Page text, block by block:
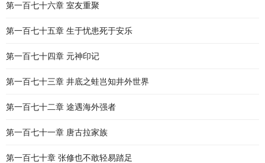
第一百七十六章 室友重聚
第一百七十五章 生于忧患死于安乐
第一百七十四章 元神印记
第一百七十三章 井底之蛙岂知井外世界
第一百七十二章 途遇海外强者
第一百七十一章 唐古拉家族
第一百七十章 张修也不敢轻易踏足